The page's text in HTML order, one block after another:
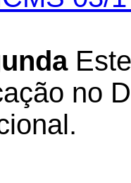
no